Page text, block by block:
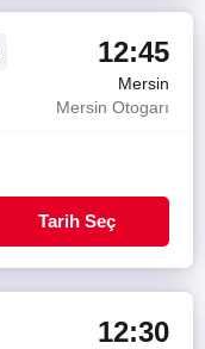
12:45
Mersin
Mersin Otogarı
Tarih Seç
12:30